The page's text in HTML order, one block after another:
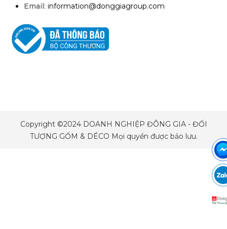
Email: information@donggiagroup.com
Copyright ©2024 DOANH NGHIỆP ĐÔNG GIA - ĐỐI
TƯỢNG GỐM & DÉCO Mọi quyền được bảo lưu.